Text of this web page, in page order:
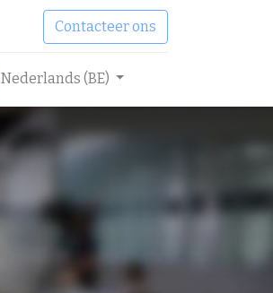
Contacteer ons
Nederlands (BE)